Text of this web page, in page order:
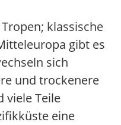
klassische
gibt es
sich
und trockenere
viele Teile
eine